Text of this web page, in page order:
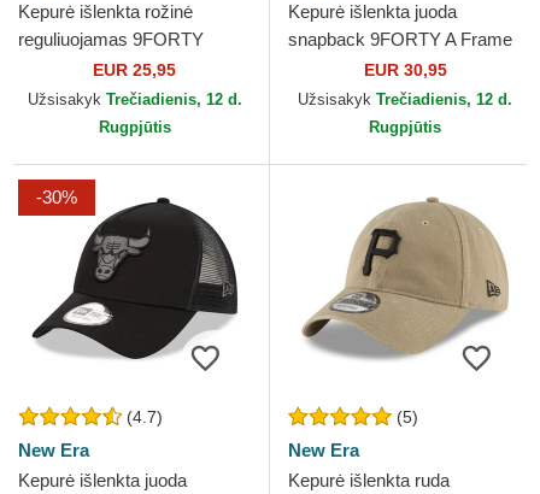
Kepurė išlenkta rožinė
reguliuojamas 9FORTY
League Essential New York
Yankees MLB New Era
EUR 25,95
Užsisakyk Trečiadienis, 12 d.
Rugpjūtis
Kepurė išlenkta juoda
snapback 9FORTY A Frame
Tonal Los Angeles Lakers
NBA New Era
EUR 30,95
Užsisakyk Trečiadienis, 12 d.
Rugpjūtis
-30%
(4.7)
New Era
Kepurė išlenkta juoda
(5)
New Era
Kepurė išlenkta ruda